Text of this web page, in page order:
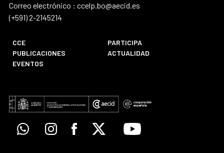
Correo electrónico : ccelp.bo@aecid.es
(+591) 2-2145214
CCE
PARTICIPA
PUBLICACIONES
ACTUALIDAD
EVENTOS
WhatsappInstagramFacebook
X Youtube